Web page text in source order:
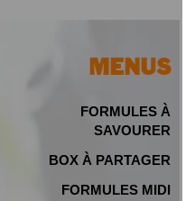
MENUS
FORMULES À
SAVOURER
BOX À PARTAGER
FORMULES MIDI